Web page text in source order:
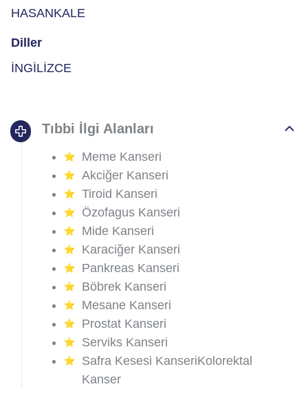
HASANKALE
Diller
İNGİLİZCE
Tıbbi İlgi Alanları
Meme Kanseri
Akciğer Kanseri
Tiroid Kanseri
Özofagus Kanseri
Mide Kanseri
Karaciğer Kanseri
Pankreas Kanseri
Böbrek Kanseri
Mesane Kanseri
Prostat Kanseri
Serviks Kanseri
Safra Kesesi KanseriKolorektal
Kanser